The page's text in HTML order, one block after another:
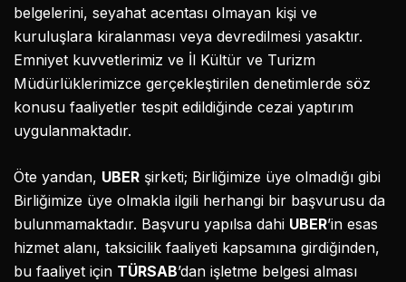
belgelerini, seyahat acentası olmayan kişi ve
kuruluşlara kiralanması veya devredilmesi yasaktır.
Emniyet kuvvetlerimiz ve İl Kültür ve Turizm
Müdürlüklerimizce gerçekleştirilen denetimlerde söz
konusu faaliyetler tespit edildiğinde cezai yaptırım
uygulanmaktadır.
Öte yandan, UBER şirketi; Birliğimize üye olmadığı gibi
Birliğimize üye olmakla ilgili herhangi bir başvurusu da
bulunmamaktadır. Başvuru yapılsa dahi UBER’in esas
hizmet alanı, taksicilik faaliyeti kapsamına girdiğinden,
bu faaliyet için TÜRSAB’dan işletme belgesi alması